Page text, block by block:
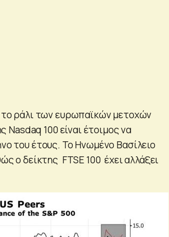
ράλι των ευρωπαϊκών μετοχών
Nasdaq 100 είναι έτοιμος να
του έτους. Το Ηνωμένο Βασίλειο
ο δείκτης FTSE 100 έχει αλλάξει